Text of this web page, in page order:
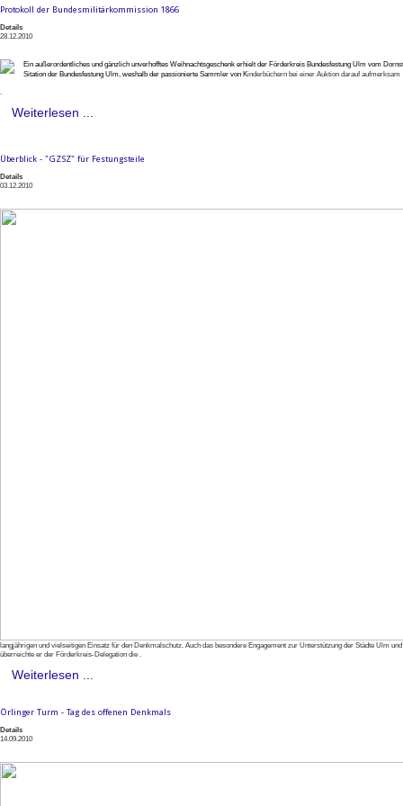
Protokoll der Bundesmilitärkommission 1866
Details
28.12.2010
Ein außerordentliches und gänzlich unverhofftes Weihnachtsgeschenk erhielt der Förderkreis Bundesfestung Ulm vom
Sitation der Bundesfestung Ulm, weshalb der passionierte Sammler von Kinderbüchern bei einer Auktion darauf aufmerksam
.
Weiterlesen ...
Überblick - "GZSZ" für Festungsteile
Details
03.12.2010
langjährigen und vielseitigen Einsatz für den Denkmalschutz. Auch das besondere Engagement zur Unterstützung der Städte
überreichte er der Förderkreis-Delegation die .
Weiterlesen ...
Örlinger Turm - Tag des offenen Denkmals
Details
14.09.2010